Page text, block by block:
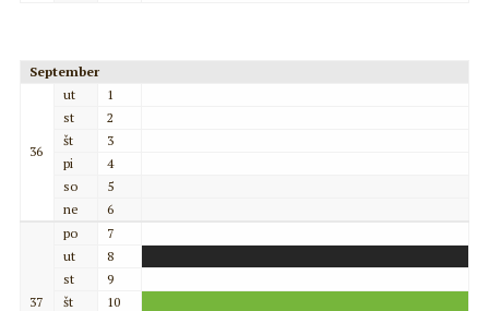
September
36
ut
1
st
2
št
3
pi
4
so
5
ne
6
37
po
7
ut
8
st
9
št
10